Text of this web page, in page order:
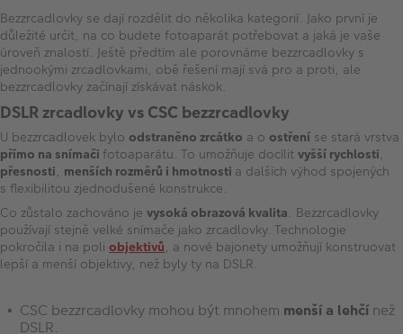
Bezzrcadlovky se dají rozdělit do několika kategorií. Jako první je
důležité určit, na co budete fotoaparát potřebovat a jaká je vaše
úroveň znalostí. Ještě předtím ale porovnáme bezzrcadlovky s
jednookými zrcadlovkami, obě řešení mají svá pro a proti, ale
bezzrcadlovky začínají získávat náskok.
DSLR zrcadlovky vs CSC bezzrcadlovky
U bezzrcadlovek bylo odstraněno zrcátko a o ostření se stará vrstva
přímo na snímači fotoaparátu. To umožňuje docílit vyšší rychlosti,
přesnosti, menších rozměrů i hmotnosti a dalších výhod spojených
s flexibilitou zjednodušené konstrukce.
Co zůstalo zachováno je vysoká obrazová kvalita. Bezzrcadlovky
používají stejně velké snímače jako zrcadlovky. Technologie
pokročila i na poli objektivů, a nové bajonety umožňují konstruovat
lepší a menší objektivy, než byly ty na DSLR.
CSC bezzrcadlovky mohou být mnohem menší a lehčí než
DSLR.